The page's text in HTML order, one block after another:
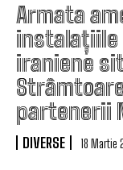
Armata
instalațiile
iraniene
partenerii
DIVERSE 18 Martie